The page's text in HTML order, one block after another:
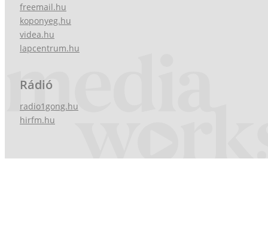
freemail.hu
koponyeg.hu
videa.hu
lapcentrum.hu
Rádió
radio1gong.hu
hirfm.hu